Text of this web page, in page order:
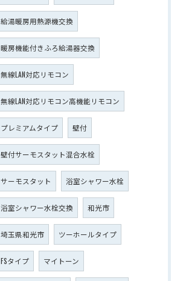
給湯暖房用熱源機交換
暖房機能付きふろ給湯器交換
無線LAN対応リモコン
無線LAN対応リモコン高機能リモコン
プレミアムタイプ 壁付
壁付サーモスタット混合水栓
サーモスタット 浴室シャワー水栓
浴室シャワー水栓交換 和光市
埼玉県和光市 ツーホールタイプ
FSタイプ マイトーン